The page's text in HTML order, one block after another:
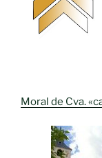
Moral de Cva.